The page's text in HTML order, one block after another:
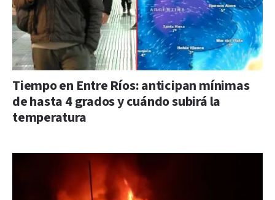
Tiempo en Entre Ríos: anticipan mínimas
de hasta 4 grados y cuándo subirá la
temperatura